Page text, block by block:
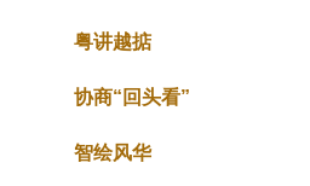
粤讲越掂
协商“回头看”
智绘风华